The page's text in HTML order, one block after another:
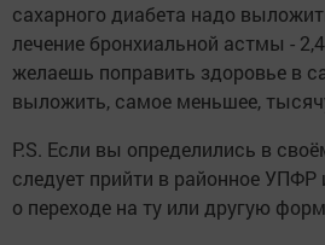
сахарного диабета надо
лечение брон­хиальной астмы -
желаешь поправить здоровье в
вы­ложить, самое меньшее,
P.S. Если вы определи­лись в
следует прийти в рай­онное УПФР
о переходе на ту или другую